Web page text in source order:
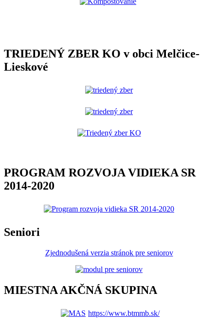
TRIEDENÝ ZBER KO v obci Melčice-
Lieskové
PROGRAM ROZVOJA VIDIEKA SR
2014-2020
Seniori
Zjednodušená verzia stránok pre seniorov
MIESTNA AKČNÁ SKUPINA
https://www.btmmb.sk/